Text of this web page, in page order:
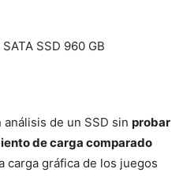
de un SSD sin probar
de carga comparado
carga gráfica de los juegos